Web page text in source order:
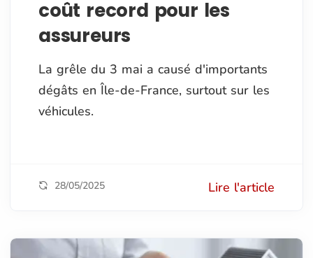
coût record pour les
assureurs
La grêle du 3 mai a causé d'importants
dégâts en Île-de-France, surtout sur les
véhicules.
28/05/2025 Lire l'article